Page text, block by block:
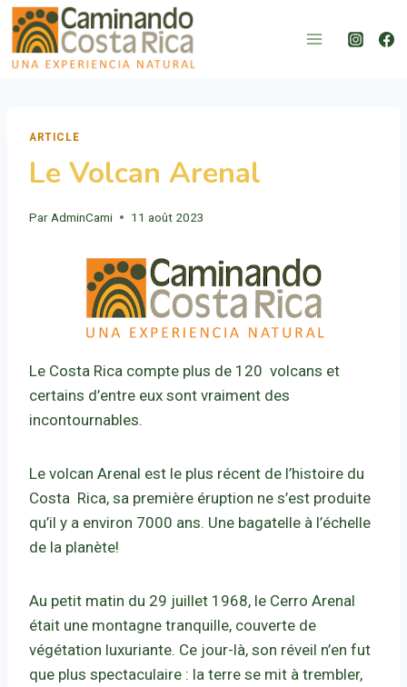
Aller
au
contenu
ARTICLE
Le Volcan Arenal
Par AdminCami 11 août 2023
Le Costa Rica compte plus de 120 volcans et
certains d’entre eux sont vraiment des
incontournables.
Le volcan Arenal est le plus récent de l’histoire du
Costa Rica, sa première éruption ne s’est produite
qu’il y a environ 7000 ans. Une bagatelle à l’échelle
de la planète!
Au petit matin du 29 juillet 1968, le Cerro Arenal
était une montagne tranquille, couverte de
végétation luxuriante. Ce jour-là, son réveil n’en fut
que plus spectaculaire : la terre se mit à trembler,